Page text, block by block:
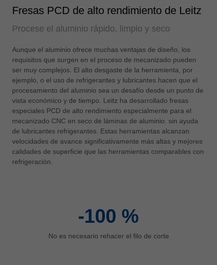
english
Türkiye
USA
english
Việt Nam
tiếng việt
中国
ประเทศไทย
ไทย
Fresas PCD de alto rendimiento de Leitz
Procese el aluminio rápido, limpio y seco
Aunque el aluminio ofrece muchas ventajas de diseño, los
requisitos que surgen en el proceso de mecanizado pueden
ser muy complejos. El alto desgaste de la herramienta, por
ejemplo, o el uso de refrigerantes y lubricantes hacen que el
procesamiento del aluminio sea un desafío desde un punto de
vista económico y de tiempo. Leitz ha desarrollado fresas
especiales PCD de alto rendimiento especialmente para el
mecanizado CNC en seco de láminas de aluminio. sin ayuda
de lubricantes refrigerantes. Estas herramientas alcanzan
velocidades de avance significativamente más altas y mejores
calidades de superficie que las herramientas comparables con
refrigeración.
-100 %
No es necesario rehacer el filo de corte